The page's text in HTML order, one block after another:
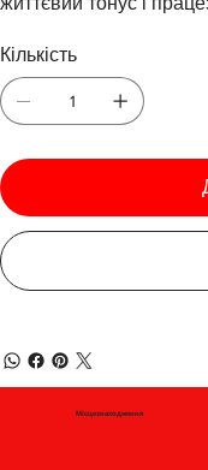
Кількість
Місцезнаходження